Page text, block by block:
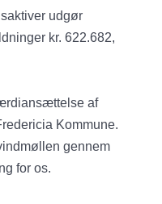
udgør
kr. 622.682,
af
Kommune.
gennem
for os.